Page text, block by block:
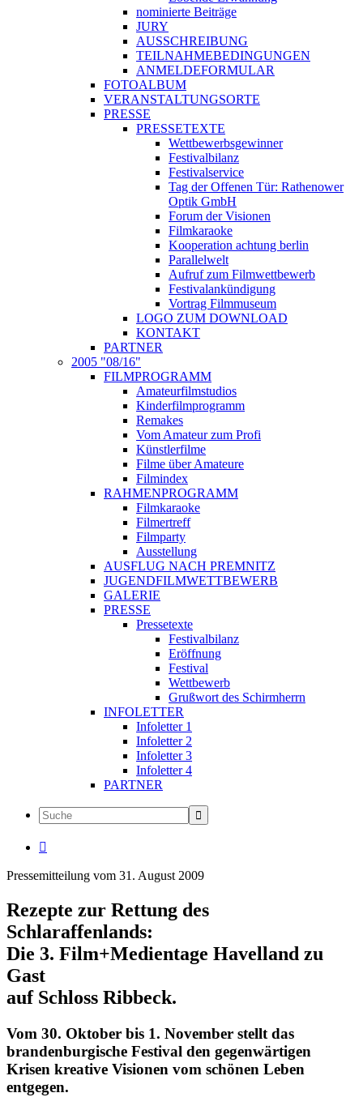
nominierte Beiträge
JURY
AUSSCHREIBUNG
TEILNAHMEBEDINGUNGEN
ANMELDEFORMULAR
FOTOALBUM
VERANSTALTUNGSORTE
PRESSE
PRESSETEXTE
Wettbewerbsgewinner
Festivalbilanz
Festivalservice
Tag der Offenen Tür: Rathenower
Optik GmbH
Forum der Visionen
Filmkaraoke
Kooperation achtung berlin
Parallelwelt
Aufruf zum Filmwettbewerb
Festivalankündigung
Vortrag Filmmuseum
LOGO ZUM DOWNLOAD
KONTAKT
PARTNER
2005 "08/16"
FILMPROGRAMM
Amateurfilmstudios
Kinderfilmprogramm
Remakes
Vom Amateur zum Profi
Künstlerfilme
Filme über Amateure
Filmindex
RAHMENPROGRAMM
Filmkaraoke
Filmertreff
Filmparty
Ausstellung
AUSFLUG NACH PREMNITZ
JUGENDFILMWETTBEWERB
GALERIE
PRESSE
Pressetexte
Festivalbilanz
Eröffnung
Festival
Wettbewerb
Grußwort des Schirmherrn
INFOLETTER
Infoletter 1
Infoletter 2
Infoletter 3
Infoletter 4
PARTNER

Pressemitteilung vom 31. August 2009
Rezepte zur Rettung des
Schlaraffenlands:
Die 3. Film+Medientage Havelland zu
Gast
auf Schloss Ribbeck.
Vom 30. Oktober bis 1. November stellt das
brandenburgische Festival den gegenwärtigen
Krisen kreative Visionen vom schönen Leben
entgegen.